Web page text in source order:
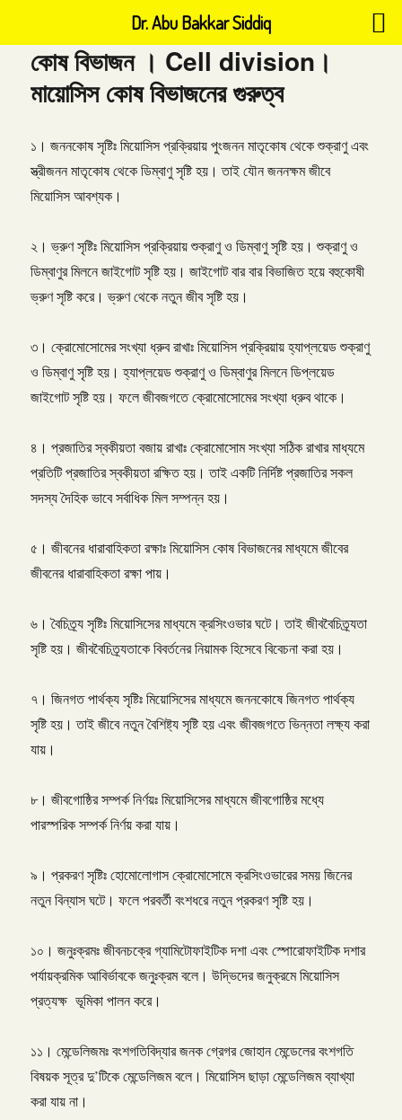
কোষ বিভাজন । Cell division।
মায়োসিস কোষ বিভাজনের গুরুত্ব
১। জননকোষ সৃষ্টিঃ মিয়োসিস প্রক্রিয়ায় পুংজনন মাতৃকোষ থেকে শুক্রাণু এবং
স্ত্রীজনন মাতৃকোষ থেকে ডিম্বাণু সৃষ্টি হয়। তাই যৌন জননক্ষম জীবে
মিয়োসিস আবশ্যক।
২। ভ্রুণ সৃষ্টিঃ মিয়োসিস প্রক্রিয়ায় শুক্রাণু ও ডিম্বাণু সৃষ্টি হয়। শুক্রাণু ও
ডিম্বাণুর মিলনে জাইগোট সৃষ্টি হয়। জাইগোট বার বার বিভাজিত হয়ে বহুকোষী
ভ্রুণ সৃষ্টি করে। ভ্রুণ থেকে নতুন জীব সৃষ্টি হয়।
৩। ক্রোমোসোমের সংখ্যা ধ্রুব রাখাঃ মিয়োসিস প্রক্রিয়ায় হ্যাপ্লয়েড শুক্রাণু
ও ডিম্বাণু সৃষ্টি হয়। হ্যাপ্লয়েড শুক্রাণু ও ডিম্বাণুর মিলনে ডিপ্লয়েড
জাইগোট সৃষ্টি হয়। ফলে জীবজগতে ক্রোমোসোমের সংখ্যা ধ্রুব থাকে।
৪। প্রজাতির স্বকীয়তা বজায় রাখাঃ ক্রোমোসোম সংখ্যা সঠিক রাখার মাধ্যমে
প্রতিটি প্রজাতির স্বকীয়তা রক্ষিত হয়। তাই একটি নির্দিষ্ট প্রজাতির সকল
সদস্য দৈহিক ভাবে সর্বাধিক মিল সম্পন্ন হয়।
৫। জীবনের ধারাবাহিকতা রক্ষাঃ মিয়োসিস কোষ বিভাজনের মাধ্যমে জীবের
জীবনের ধারাবাহিকতা রক্ষা পায়।
৬। বৈচিত্র্য সৃষ্টিঃ মিয়োসিসের মাধ্যমে ক্রসিংওভার ঘটে। তাই জীববৈচিত্র্যতা
সৃষ্টি হয়। জীববৈচিত্র্যতাকে বিবর্তনের নিয়ামক হিসেবে বিবেচনা করা হয়।
৭। জিনগত পার্থক্য সৃষ্টিঃ মিয়োসিসের মাধ্যমে জননকোষে জিনগত পার্থক্য
সৃষ্টি হয়। তাই জীবে নতুন বৈশিষ্ট্য সৃষ্টি হয় এবং জীবজগতে ভিন্নতা লক্ষ্য করা
যায়।
৮। জীবগোষ্ঠির সম্পর্ক নির্ণয়ঃ মিয়োসিসের মাধ্যমে জীবগোষ্ঠির মধ্যে
পারস্পরিক সম্পর্ক নির্ণয় করা যায়।
৯। প্রকরণ সৃষ্টিঃ হোমোলোগাস ক্রোমোসোমে ক্রসিংওভারের সময় জিনের
নতুন বিন্যাস ঘটে। ফলে পরবর্তী বংশধরে নতুন প্রকরণ সৃষ্টি হয়।
১০। জনুঃক্রমঃ জীবনচক্রে গ্যামিটোফাইটিক দশা এবং স্পোরোফাইটিক দশার
পর্যায়ক্রমিক আবির্ভাবকে জনুঃক্রম বলে। উদ্ভিদের জনুক্রমে মিয়োসিস
প্রত্যক্ষ ভূমিকা পালন করে।
১১। মেন্ডেলিজমঃ বংশগতিবিদ্যার জনক গ্রেগর জোহান মেন্ডেলের বংশগতি
বিষয়ক সূত্র দু’টিকে মেন্ডেলিজম বলে। মিয়োসিস ছাড়া মেন্ডেলিজম ব্যাখ্যা
করা যায় না।
Dr. Abu Bakkar Siddiq